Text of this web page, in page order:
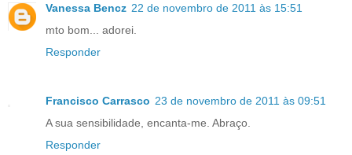
Vanessa Bencz 22 de novembro de 2011 às 15:51
mto bom... adorei.
Responder
Francisco Carrasco 23 de novembro de 2011 às 09:51
A sua sensibilidade, encanta-me. Abraço.
Responder